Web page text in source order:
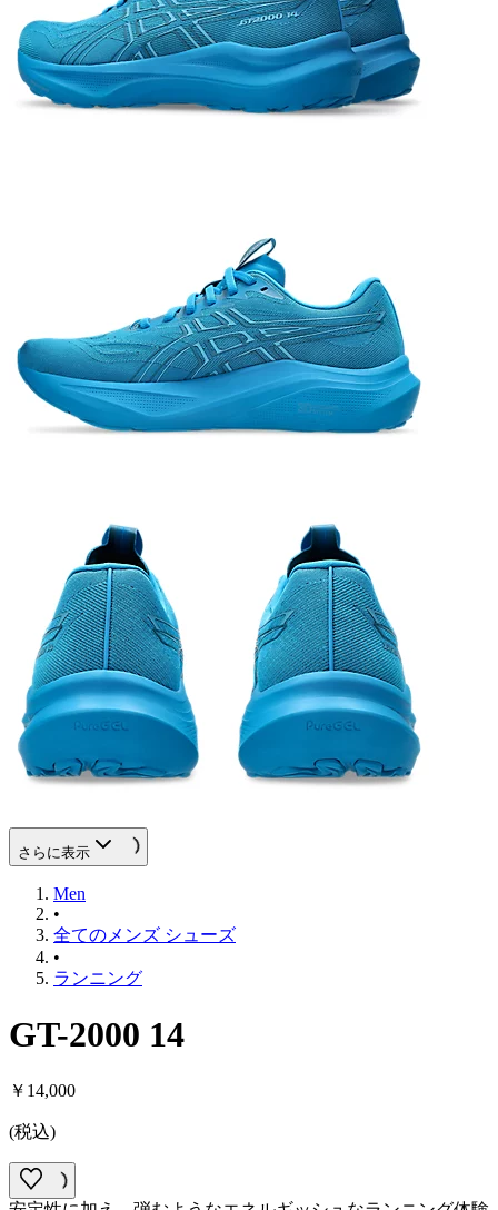
さらに表示
Men
•
全てのメンズ シューズ
•
ランニング
GT-2000 14
￥14,000
(税込)